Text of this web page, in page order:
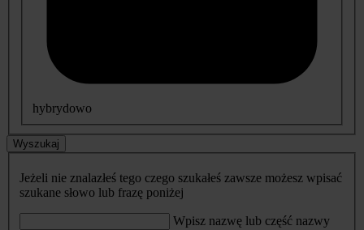
hybrydowo
Wyszukaj
Jeżeli nie znalazłeś tego czego szukałeś zawsze możesz wpisać
szukane słowo lub frazę poniżej
Wpisz nazwę lub część nazwy